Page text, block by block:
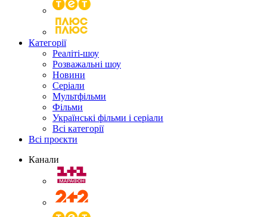
Категорії
Реаліті-шоу
Розважальні шоу
Новини
Серіали
Мультфільми
Фільми
Українські фільми і серіали
Всі категорії
Всі проєкти
Канали